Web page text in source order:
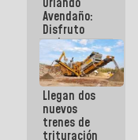
Avendaño:
Disfruto
cada vez
que escribes
porque lo
que haces
es
embarrarla
Llegan dos
nuevos
trenes de
trituración